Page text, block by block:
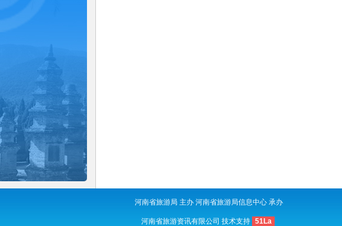
河南省旅游局 主办 河南省旅游局信息中心 承办
河南省旅游资讯有限公司 技术支持 51La